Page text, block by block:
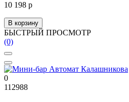
10 198 р
В корзину
БЫСТРЫЙ ПРОСМОТР
(0)
0
112988